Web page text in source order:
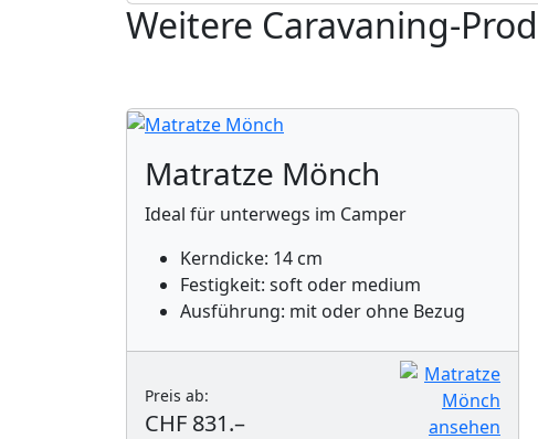
Weitere Caravaning-
Matratze Mönch
Ideal für unterwegs im Camper
Kerndicke: 14 cm
Festigkeit: soft oder medium
Ausführung: mit oder ohne Bezug
Preis ab:
CHF 831.–